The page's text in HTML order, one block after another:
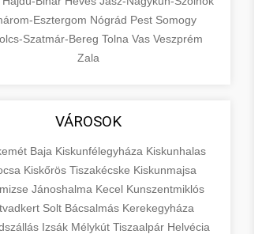
Esztergom Nógrád Pest Somogy
Szatmár-Bereg Tolna Vas Veszprém
Zala
VÁROSOK
Baja Kiskunfélegyháza Kiskunhalas
Kiskőrös Tiszakécske Kiskunmajsa
Jánoshalma Kecel Kunszentmiklós
Solt Bácsalmás Kerekegyháza
Izsák Mélykút Tiszaalpár Helvécia